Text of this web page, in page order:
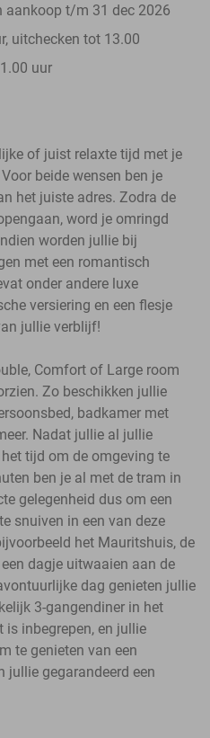
aankoop t/m 31 dec 2026
uitchecken tot 13.00
uur
of juist relaxte tijd met je
beide wensen ben je
het juiste adres. Zodra de
word je omringd
worden jullie bij
met een romantisch
onder andere luxe
versiering en een flesje
jullie verblijf!
Comfort of Large room
Zo beschikken jullie
badkamer met
Nadat jullie al jullie
tijd om de omgeving te
ben je al met de tram in
gelegenheid dus om een
snuiven in een van deze
het Mauritshuis, de
dagje uitwaaien aan de
dag genieten jullie
3-gangendiner in het
is inbegrepen, en jullie
te genieten van een
jullie gegarandeerd een